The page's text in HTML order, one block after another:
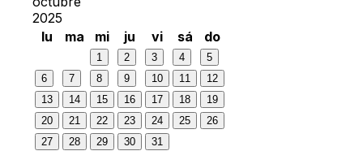
2025
lu
ma mi ju vi sá do
1 2 3 4
5
6
7 8 9 10 11
12
13
14 15 16 17 18
19
20
21 22 23 24 25
26
27
28 29 30 31